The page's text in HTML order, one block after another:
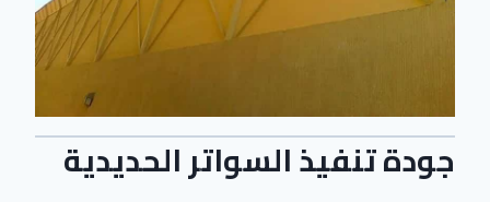
جودة تنفيذ السواتر الحديدية